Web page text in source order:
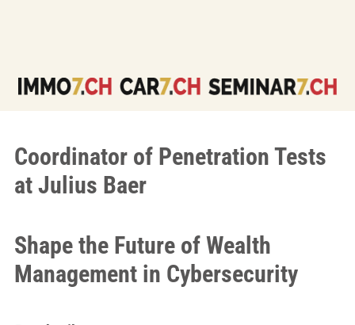
Coordinator of Penetration Tests
at Julius Baer
Shape the Future of Wealth
Management in Cybersecurity